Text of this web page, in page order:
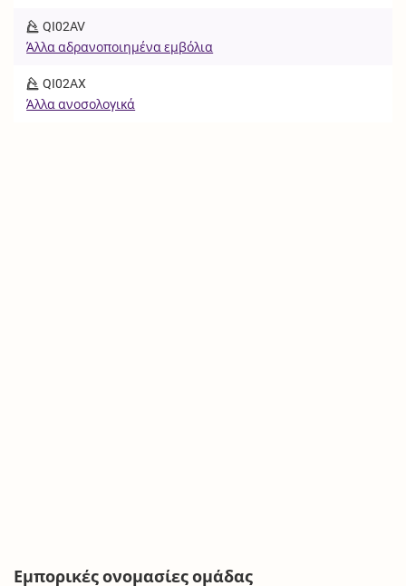
QI02AV
Άλλα αδρανοποιημένα εμβόλια
QI02AX
Άλλα ανοσολογικά
Εμπορικές ονομασίες ομάδας